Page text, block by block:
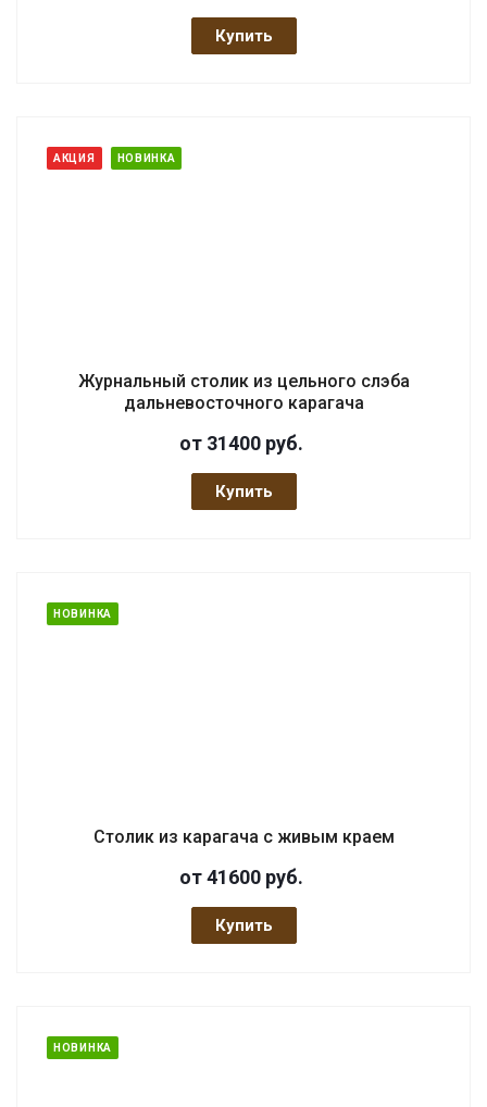
Купить
АКЦИЯ НОВИНКА
Журнальный столик из цельного слэба
дальневосточного карагача
от 31400 руб.
Купить
НОВИНКА
Столик из карагача с живым краем
от 41600 руб.
Купить
НОВИНКА